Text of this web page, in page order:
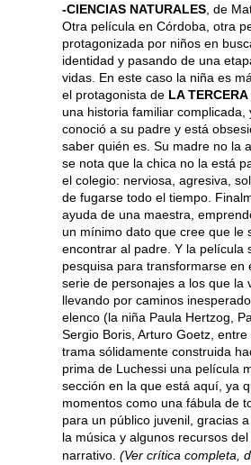
-CIENCIAS NATURALES , de
Otra película en Córdoba, otra
protagonizada por niños en
identidad y pasando de una
vidas. En este caso la niña es
el protagonista de LA
una historia familiar complicada,
conoció a su padre y está
saber quién es. Su madre no la
se nota que la chica no la está
el colegio: nerviosa, agresiva,
de fugarse todo el tiempo.
ayuda de una maestra,
un mínimo dato que cree que le
encontrar al padre. Y la película
pesquisa para transformarse en
serie de personajes a los que la
llevando por caminos
elenco (la niña Paula Hertzog,
Sergio Boris, Arturo Goetz,
trama sólidamente construida
prima de Luchessi una película
sección en la que está aquí, ya
momentos como una fábula de
para un público juvenil, gracias
la música y algunos recursos
narrativo. (Ver crítica completa,